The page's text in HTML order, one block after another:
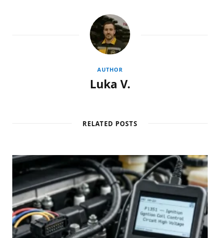
AUTHOR
Luka V.
RELATED POSTS